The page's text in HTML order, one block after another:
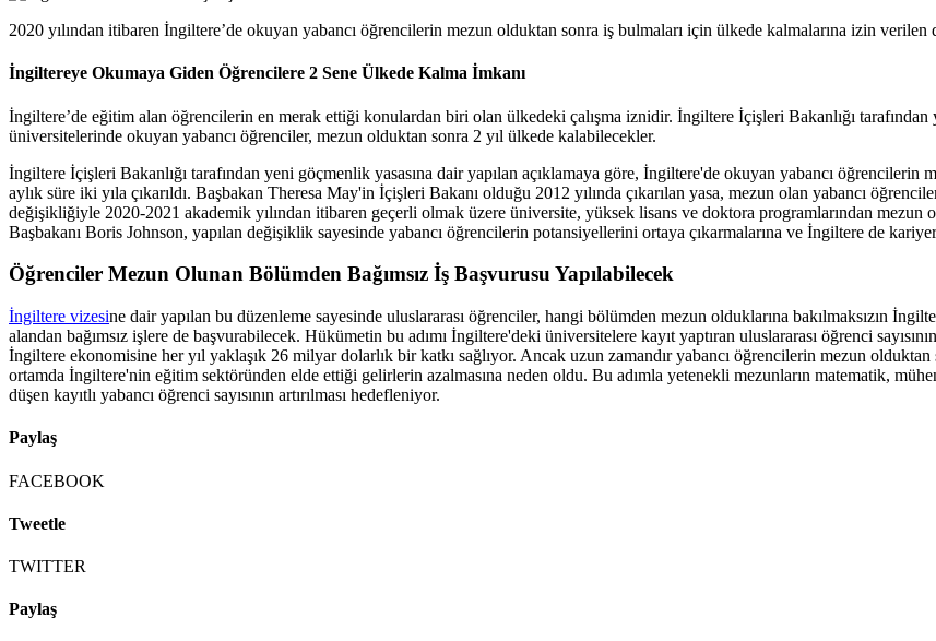
2020 yılından itibaren İngiltere’de okuyan yabancı öğrencilerin mezun olduktan sonra iş bulmaları için ülkede kalmalarına izin verilen
İngiltereye Okumaya Giden Öğrencilere 2 Sene Ülkede Kalma İmkanı
İngiltere’de eğitim alan öğrencilerin en merak ettiği konulardan biri olan ülkedeki çalışma iznidir. İngiltere İçişleri Bakanlığı
üniversitelerinde okuyan yabancı öğrenciler, mezun olduktan sonra 2 yıl ülkede kalabilecekler.
İngiltere İçişleri Bakanlığı tarafından yeni göçmenlik yasasına dair yapılan açıklamaya göre, İngiltere'de okuyan yabancı
aylık süre iki yıla çıkarıldı. Başbakan Theresa May'in İçişleri Bakanı olduğu 2012 yılında çıkarılan yasa, mezun olan yabancı
değişikliğiyle 2020-2021 akademik yılından itibaren geçerli olmak üzere üniversite, yüksek lisans ve doktora programlarından
Başbakanı Boris Johnson, yapılan değişiklik sayesinde yabancı öğrencilerin potansiyellerini ortaya çıkarmalarına ve İngiltere de
Öğrenciler Mezun Olunan Bölümden Bağımsız İş Başvurusu Yapılabilecek
İngiltere vizesine dair yapılan bu düzenleme sayesinde uluslararası öğrenciler, hangi bölümden mezun olduklarına bakılmaksızın
alandan bağımsız işlere de başvurabilecek. Hükümetin bu adımı İngiltere'deki üniversitelere kayıt yaptıran uluslararası öğrenci
İngiltere ekonomisine her yıl yaklaşık 26 milyar dolarlık bir katkı sağlıyor. Ancak uzun zamandır yabancı öğrencilerin mezun
ortamda İngiltere'nin eğitim sektöründen elde ettiği gelirlerin azalmasına neden oldu. Bu adımla yetenekli mezunların matematik,
düşen kayıtlı yabancı öğrenci sayısının artırılması hedefleniyor.
Paylaş
FACEBOOK
Tweetle
TWITTER
Paylaş